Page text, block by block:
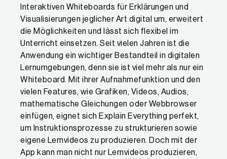
Interaktiven Whiteboards für Erklärungen und
Visualisierungen jeglicher Art digital um, erweitert
die Möglichkeiten und lässt sich flexibel im
Unterricht einsetzen. Seit vielen Jahren ist die
Anwendung ein wichtiger Bestandteil in digitalen
Lernumgebungen, denn sie ist viel mehr als nur ein
Whiteboard. Mit ihrer Aufnahmefunktion und den
vielen Features, wie Grafiken, Videos, Audios,
mathematische Gleichungen oder Webbrowser
einfügen, eignet sich Explain Everything perfekt,
um Instruktionsprozesse zu strukturieren sowie
eigene Lernvideos zu produzieren. Doch mit der
App kann man nicht nur Lernvideos produzieren,